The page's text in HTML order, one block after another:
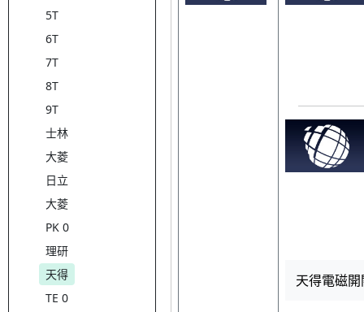
5T
6T
7T
8T
9T
士林
大菱
日立
大菱
PK 0
理研
天得
TE 0
天得電磁